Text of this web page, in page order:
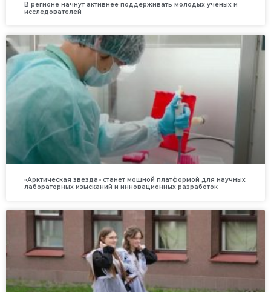
В регионе начнут активнее поддерживать молодых ученых и
исследователей
«Арктическая звезда» станет мощной платформой для научных
лабораторных изысканий и инновационных разработок